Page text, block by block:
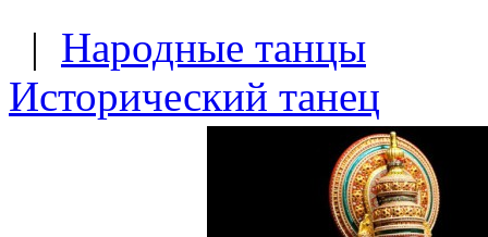
| Народные танцы
Исторический танец